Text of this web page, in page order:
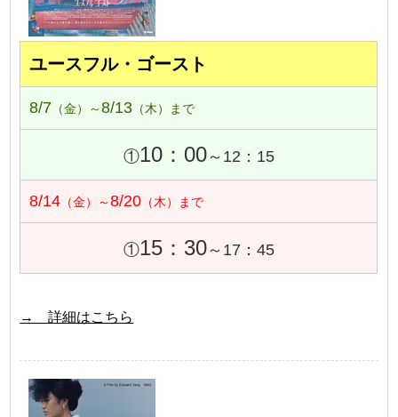
ユースフル・ゴースト
8/7 （金）～8/13 （木）まで
①10：00～12：15
8/14 （金）～8/20 （木）まで
①15：30～17：45
→ 詳細はこちら